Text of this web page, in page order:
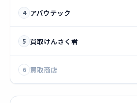
4 アバウテック
5 買取けんさく君
6 買取商店